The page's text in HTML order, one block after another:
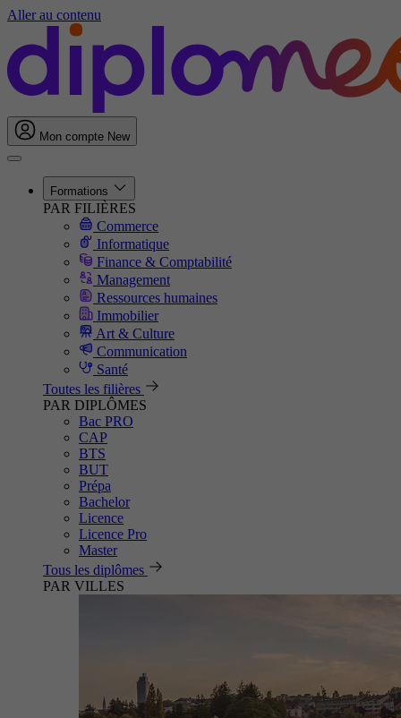
Aller au contenu
Mon compte New
Formations
PAR FILIÈRES
Commerce
Informatique
Finance & Comptabilité
Management
Ressources humaines
Immobilier
Art & Culture
Communication
Santé
Toutes les filières
PAR DIPLÔMES
Bac PRO
CAP
BTS
BUT
Prépa
Bachelor
Licence
Licence Pro
Master
Tous les diplômes
PAR VILLES